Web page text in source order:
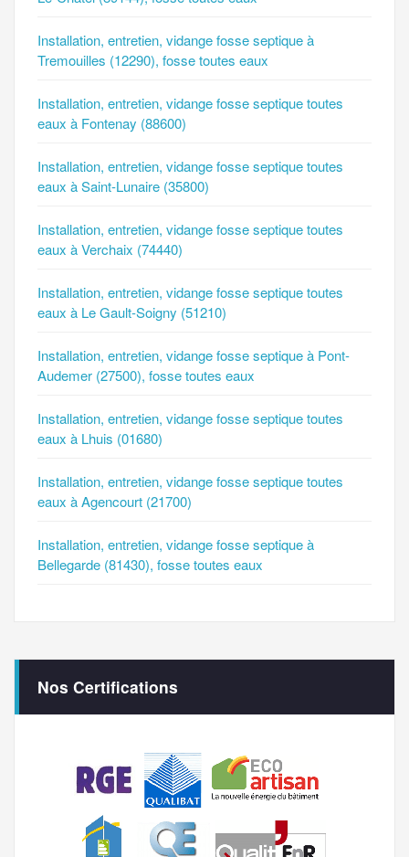
Installation, entretien, vidange fosse septique à
Tremouilles (12290), fosse toutes eaux
Installation, entretien, vidange fosse septique toutes
eaux à Fontenay (88600)
Installation, entretien, vidange fosse septique toutes
eaux à Saint-Lunaire (35800)
Installation, entretien, vidange fosse septique toutes
eaux à Verchaix (74440)
Installation, entretien, vidange fosse septique toutes
eaux à Le Gault-Soigny (51210)
Installation, entretien, vidange fosse septique à Pont-
Audemer (27500), fosse toutes eaux
Installation, entretien, vidange fosse septique toutes
eaux à Lhuis (01680)
Installation, entretien, vidange fosse septique toutes
eaux à Agencourt (21700)
Installation, entretien, vidange fosse septique à
Bellegarde (81430), fosse toutes eaux
Nos Certifications